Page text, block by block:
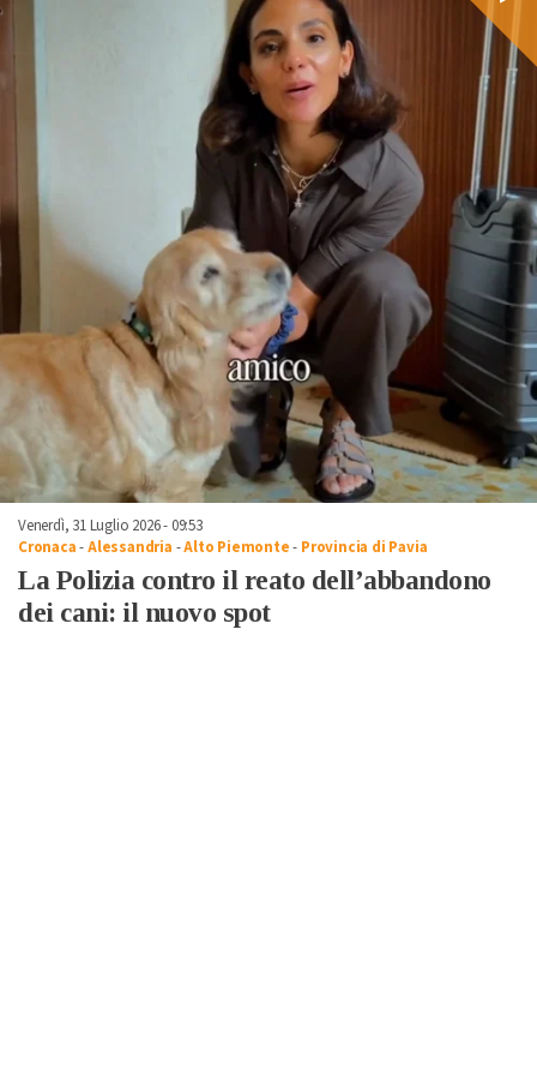
Venerdì, 31 Luglio 2026 - 09:53
Cronaca-Alessandria -Alto Piemonte- Provincia di Pavia
La Polizia contro il reato dell’abbandono
dei cani: il nuovo spot